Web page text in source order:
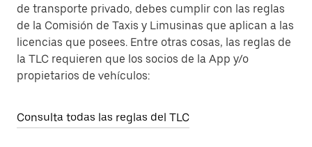
de transporte privado, debes cumplir con las reglas
de la Comisión de Taxis y Limusinas que aplican a las
licencias que posees. Entre otras cosas, las reglas de
la TLC requieren que los socios de la App y/o
propietarios de vehículos:
Consulta todas las reglas del TLC